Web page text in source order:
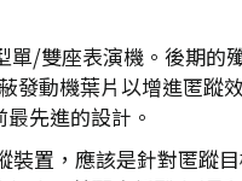
單/雙座表演機。後期
發動機葉片以增進匿
先進的設計。
裝置，應該是針對匿蹤